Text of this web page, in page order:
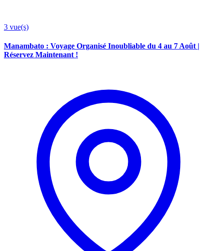
3 vue(s)
Manambato : Voyage Organisé Inoubliable du 4 au 7 Août |
Réservez Maintenant !